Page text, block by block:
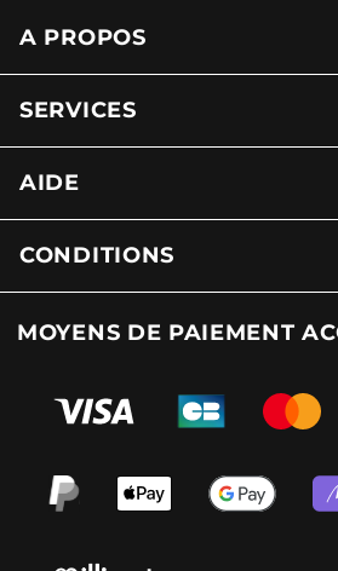
A PROPOS
SERVICES
AIDE
CONDITIONS
MOYENS DE PAIEMENT